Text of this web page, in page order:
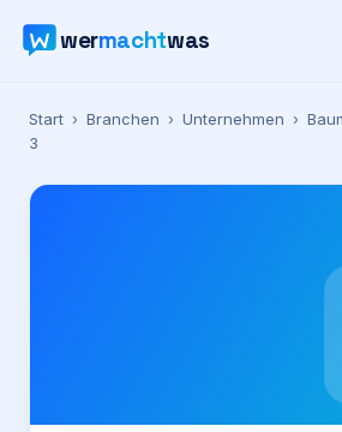
wermachtwas
Verzeichnis
Karte
Start › Branchen › Unternehmen ›
3